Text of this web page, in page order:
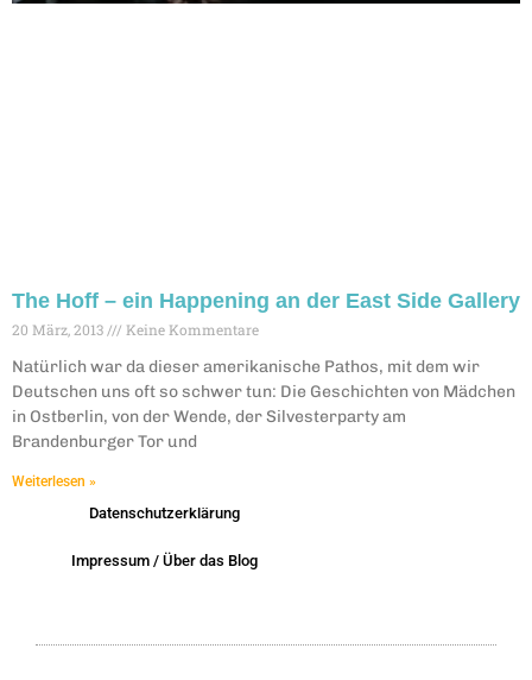
The Hoff – ein Happening an der East Side Gallery
20 März, 2013 Keine Kommentare
Natürlich war da dieser amerikanische Pathos, mit dem wir
Deutschen uns oft so schwer tun: Die Geschichten von Mädchen
in Ostberlin, von der Wende, der Silvesterparty am
Brandenburger Tor und
Weiterlesen »
Datenschutzerklärung
Impressum / Über das Blog